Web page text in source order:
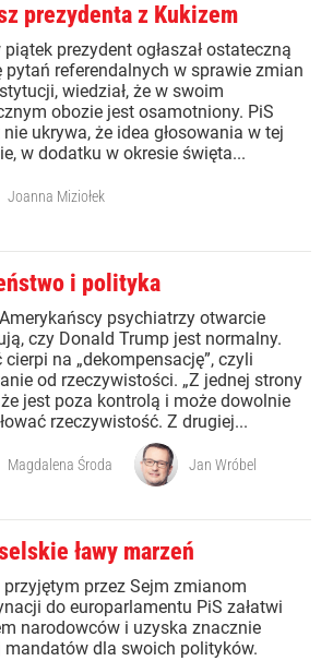
prezydenta z Kukizem
piątek prezydent ogłaszał ostateczną
pytań referendalnych w sprawie zmian
wiedział, że w swoim
obozie jest osamotniony. PiS
ukrywa, że idea głosowania w tej
w dodatku w okresie święta...
Joanna Miziołek
i polityka
psychiatrzy otwarcie
czy Donald Trump jest normalny.
cierpi na „dekompensację”, czyli
od rzeczywistości. „Z jednej strony
jest poza kontrolą i może dowolnie
rzeczywistość. Z drugiej...
Magdalena Środa Jan Wróbel
ławy marzeń
przyjętym przez Sejm zmianom
do europarlamentu PiS załatwi
narodowców i uzyska znacznie
mandatów dla swoich polityków.